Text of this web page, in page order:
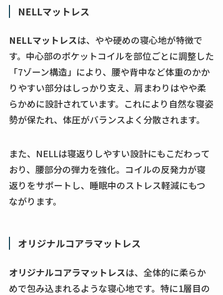
NELLマットレス
NELLマットレスは、やや硬めの寝心地が特徴で
す。中心部のポケットコイルを部位ごとに調整した
「7ゾーン構造」により、腰や背中など体重のかか
りやすい部分はしっかり支え、肩まわりはやや柔
らかめに設計されています。これにより自然な寝姿
勢が保たれ、体圧がバランスよく分散されます。
また、NELLは寝返りしやすい設計にもこだわって
おり、腰部分の弾力を強化。コイルの反発力が寝
返りをサポートし、睡眠中のストレス軽減にもつ
ながります。
オリジナルコアラマットレス
オリジナルコアラマットレスは、全体的に柔らか
めで包み込まれるような寝心地です。特に1層目の